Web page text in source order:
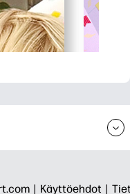
| Käyttöehdot |